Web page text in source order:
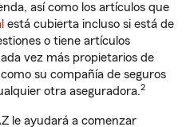
así como los artículos que
está cubierta incluso si está de
o tiene artículos
vez más propietarios de
su compañía de seguros
otra aseguradora.2
le ayudará a comenzar